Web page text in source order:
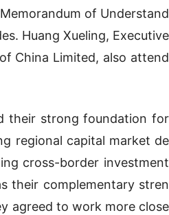
of Understand
Huang Xueling, Executive
China Limited, also attend
their strong foundation for
regional capital market de
cross-border investment
their complementary stren
agreed to work more close